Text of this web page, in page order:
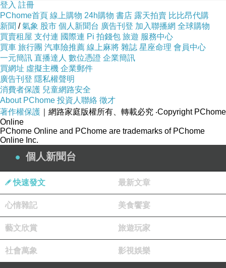
登入 註冊
PChome首頁 線上購物 24h購物 書店 露天拍賣 比比昂代購
新聞 /氣象 股市 個人新聞台 廣告刊登 加入聯播網 全球購物
買賣租屋 支付連 國際連 Pi 拍錢包 旅遊 服務中心
買車 旅行團 汽車險推薦 線上麻將 雜誌 星座命理 會員中心
一元簡訊 直播達人 數位憑證 企業簡訊
買網址 虛擬主機 企業郵件
廣告刊登 隱私權聲明
消費者保護 兒童網路安全
About PChome 投資人聯絡 徵才
著作權保護 ｜網路家庭版權所有、轉載必究 ‧Copyright PChome
Online
PChome Online and PChome are trademarks of PChome
Online Inc.
個人新聞台
快速發文 最新文章
心情雜記 美食饗宴
藝文欣賞 旅遊玩家
社會萬象 影視娛樂